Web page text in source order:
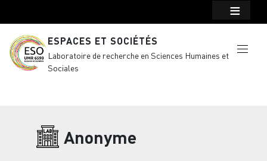
ESPACES ET SOCIÉTÉS
Laboratoire de recherche en Sciences Humaines et
Sociales
Anonyme